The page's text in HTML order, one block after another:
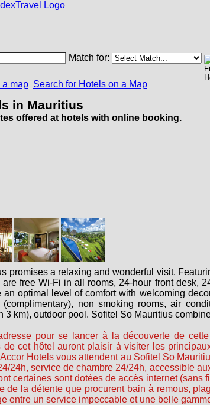
Match for:
Search for Hotels on a Map
in Mauritius
offered at hotels with online booking.
a relaxing and wonderful visit.
free Wi-Fi in all rooms, 24-hour front desk,
optimal level of comfort with welcoming
non smoking rooms, air
km), outdoor pool. Sofitel So Mauritius
pour se lancer à la découverte de
cet hôtel auront plaisir à visiter les
Hotels vous attendent au Sofitel So
24h, service de chambre 24/24h, accessible
certaines sont dotées de accès internet (sans
la détente que procurent bain à remous,
entre un service impeccable et une belle